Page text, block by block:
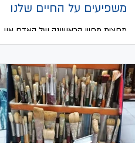
משפיעים על החיים שלנו
מחצית מחייו הראשונה של האדם און
הון ומחצית חייו השניה הון בעד הון, אז
ניתן ללמוד מכל זה